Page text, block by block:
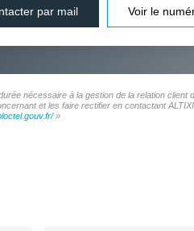
par mail Voir le
nécessaire à la gestion de la relation client
et les faire rectifier en contactant
»